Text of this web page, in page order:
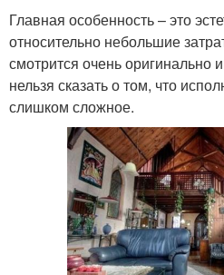
Главная особенность – это
относительно небольшие
смотрится очень оригинально
нельзя сказать о том, что
слишком сложное.